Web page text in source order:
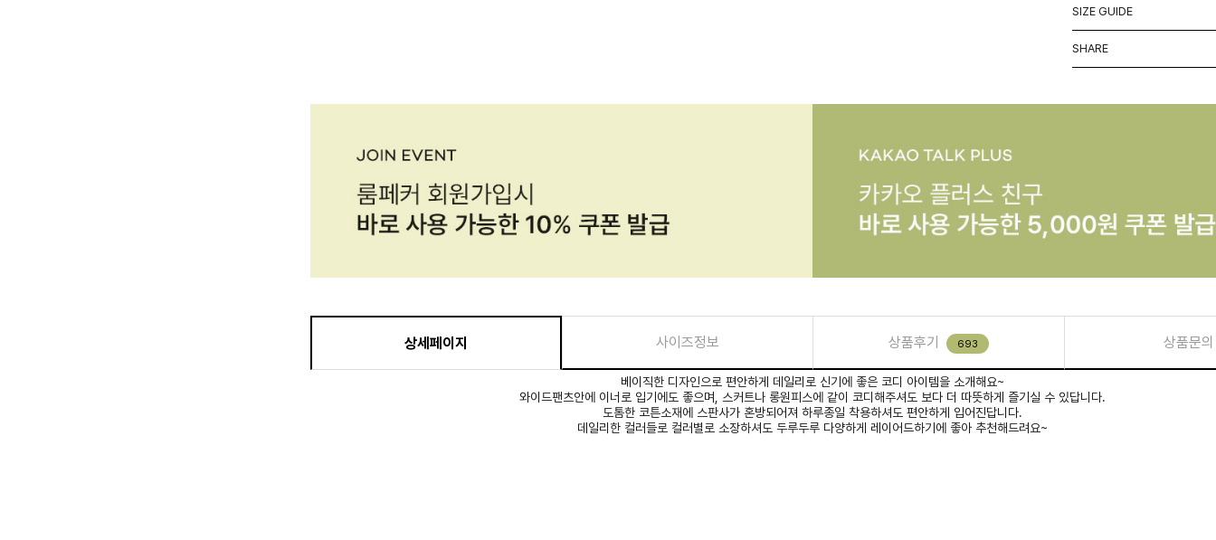
SIZE GUIDE
SHARE
상세페이지 사이즈정보 상품후기 693 상품문의
베이직한 디자인으로 편안하게 데일리로 신기에 좋은 코디 아이템을 소개해요~
와이드팬츠안에 이너로 입기에도 좋으며, 스커트나 롱원피스에 같이 코디해주셔도 보다 더 따뜻하게 즐기실 수 있답니다.
도톰한 코튼소재에 스판사가 혼방되어져 하루종일 착용하셔도 편안하게 입어진답니다.
데일리한 컬러들로 컬러별로 소장하셔도 두루두루 다양하게 레이어드하기에 좋아 추천해드려요~